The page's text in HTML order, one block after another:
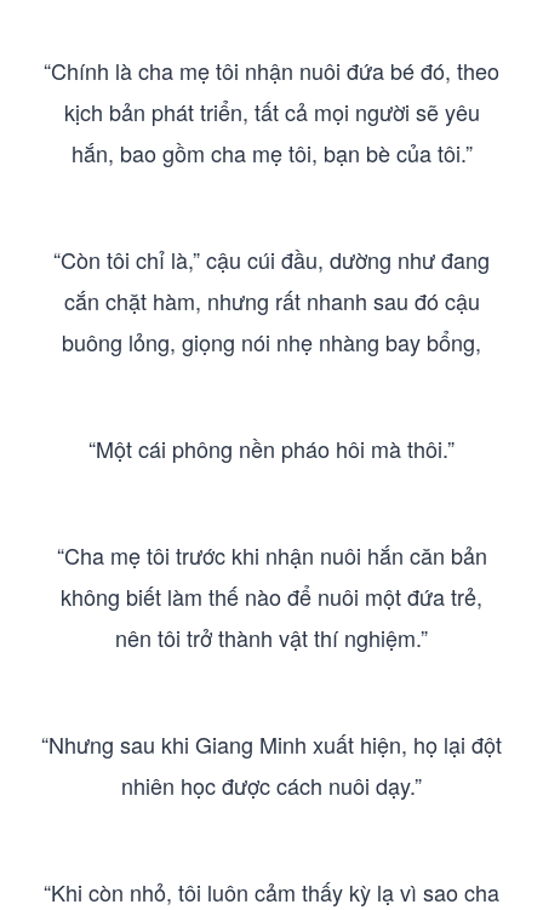
“Chính là cha mẹ tôi nhận nuôi đứa bé đó, theo
kịch bản phát triển, tất cả mọi người sẽ yêu
hắn, bao gồm cha mẹ tôi, bạn bè của tôi.”
“Còn tôi chỉ là,” cậu cúi đầu, dường như đang
cắn chặt hàm, nhưng rất nhanh sau đó cậu
buông lỏng, giọng nói nhẹ nhàng bay bổng,
“Một cái phông nền pháo hôi mà thôi.”
“Cha mẹ tôi trước khi nhận nuôi hắn căn bản
không biết làm thế nào để nuôi một đứa trẻ,
nên tôi trở thành vật thí nghiệm.”
“Nhưng sau khi Giang Minh xuất hiện, họ lại đột
nhiên học được cách nuôi dạy.”
“Khi còn nhỏ, tôi luôn cảm thấy kỳ lạ vì sao cha